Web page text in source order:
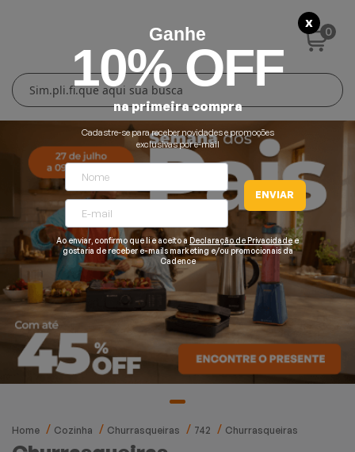
0
Home Cozinha Churrasqueiras 742 Churrasqueiras
X
Ganhe
10% OFF
na primeira compra
Cadastre-se para receber novidades e promoções
exclusivas por e-mail
ENVIAR
Ao enviar, confirmo que li e aceito a Declaração de Privacidadee
gostaria de receber e-mails marketing e/ou promocionais da
Cadence
Cozinha
Blenders
Liquidificadores
Grills e Sanduicheiras
Chaleiras Elétricas
Cafeteiras
Fritadeiras
Mixers
Coifas
Lar
Ferros e Passadeiras
Conforto Térmico
Aquecedores
Climatizadores
Ventiladores
Cuidados Pessoais
Escovas Secadoras
Secadores
Cortadores de Cabelo
Pranchas